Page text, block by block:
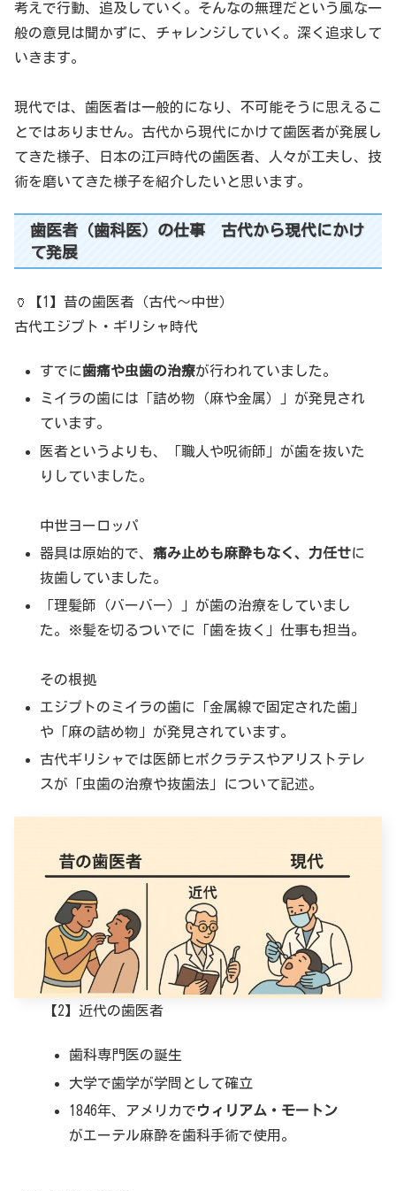
考えで行動、追及していく。そんなの無理だという風な一
般の意見は聞かずに、チャレンジしていく。深く追求して
いきます。
現代では、歯医者は一般的になり、不可能そうに思えるこ
とではありません。古代から現代にかけて歯医者が発展し
てきた様子、日本の江戸時代の歯医者、人々が工夫し、技
術を磨いてきた様子を紹介したいと思います。
歯医者（歯科医）の仕事 古代から現代にかけ
て発展
🏺【1】昔の歯医者（古代〜中世）
古代エジプト・ギリシャ時代
すでに歯痛や虫歯の治療が行われていました。
ミイラの歯には「詰め物（麻や金属）」が発見され
ています。
医者というよりも、「職人や呪術師」が歯を抜いた
りしていました。
中世ヨーロッパ
器具は原始的で、痛み止めも麻酔もなく、力任せに
抜歯していました。
「理髪師（バーバー）」が歯の治療をしていまし
た。※髪を切るついでに「歯を抜く」仕事も担当。
その根拠
エジプトのミイラの歯に「金属線で固定された歯」
や「麻の詰め物」が発見されています。
古代ギリシャでは医師ヒポクラテスやアリストテレ
スが「虫歯の治療や抜歯法」について記述。
【2】近代の歯医者
歯科専門医の誕生
大学で歯学が学問として確立
1846年、アメリカでウィリアム・モートン
がエーテル麻酔を歯科手術で使用。